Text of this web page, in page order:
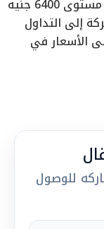
الذهب عيار 21 في السوق المصري أعلى مستوى 6400 جنيه
إلى التداول
الأسعار في
للوصول